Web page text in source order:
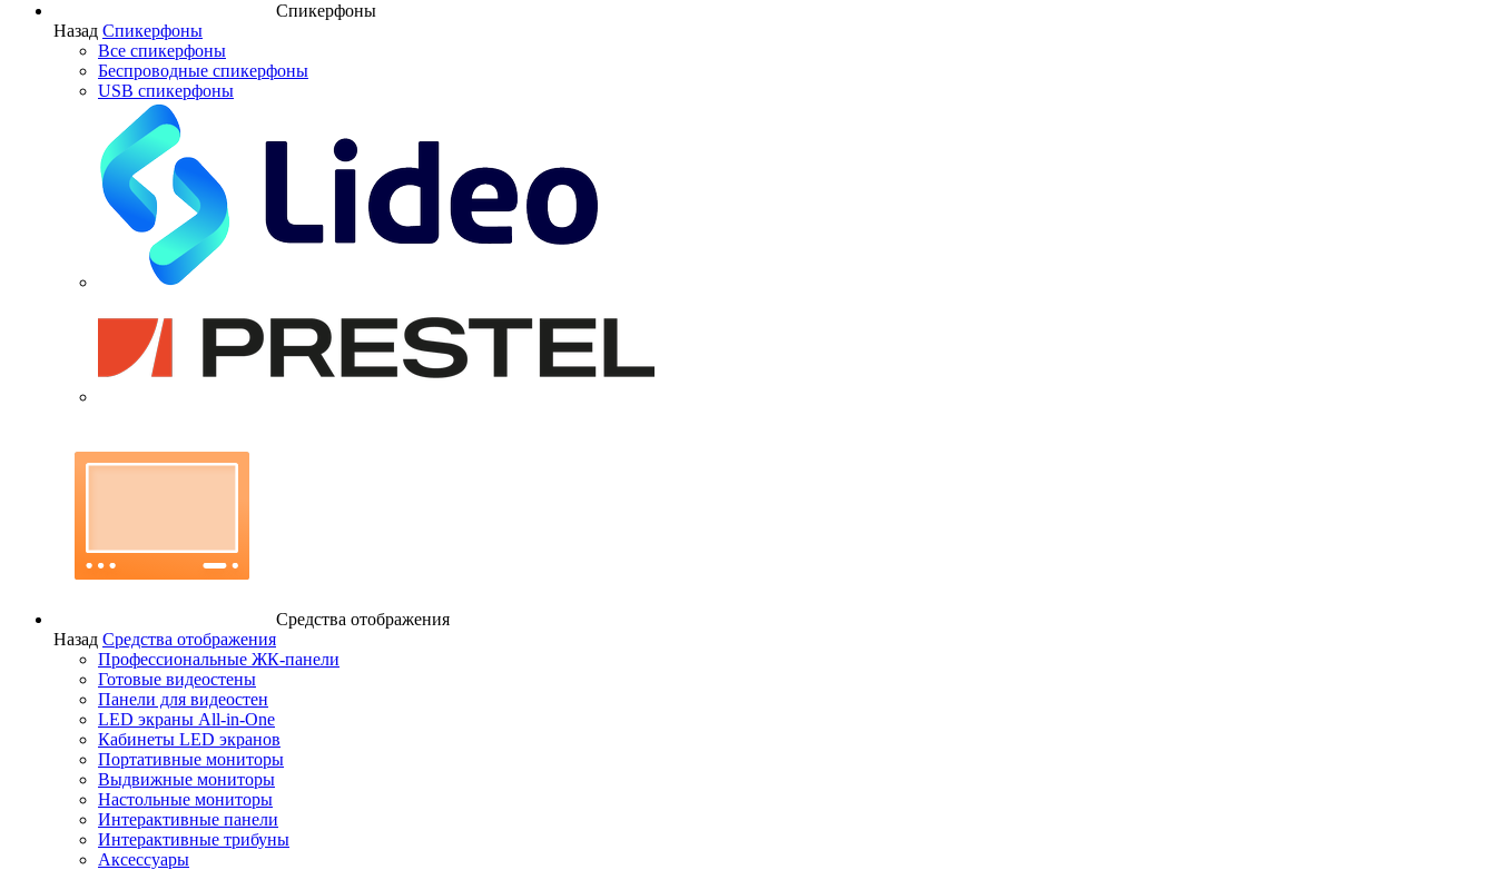
Спикерфоны
Назад Спикерфоны
Все спикерфоны
Беспроводные спикерфоны
USB спикерфоны
Средства отображения
Назад Средства отображения
Профессиональные ЖК-панели
Готовые видеостены
Панели для видеостен
LED экраны All-in-One
Кабинеты LED экранов
Портативные мониторы
Выдвижные мониторы
Настольные мониторы
Интерактивные панели
Интерактивные трибуны
Аксессуары